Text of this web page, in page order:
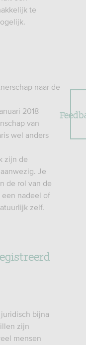
te
naar de
2018
van
wel anders
zijn de
Je
de rol van de
nadeel of
zelf.
bijna
zijn
mensen